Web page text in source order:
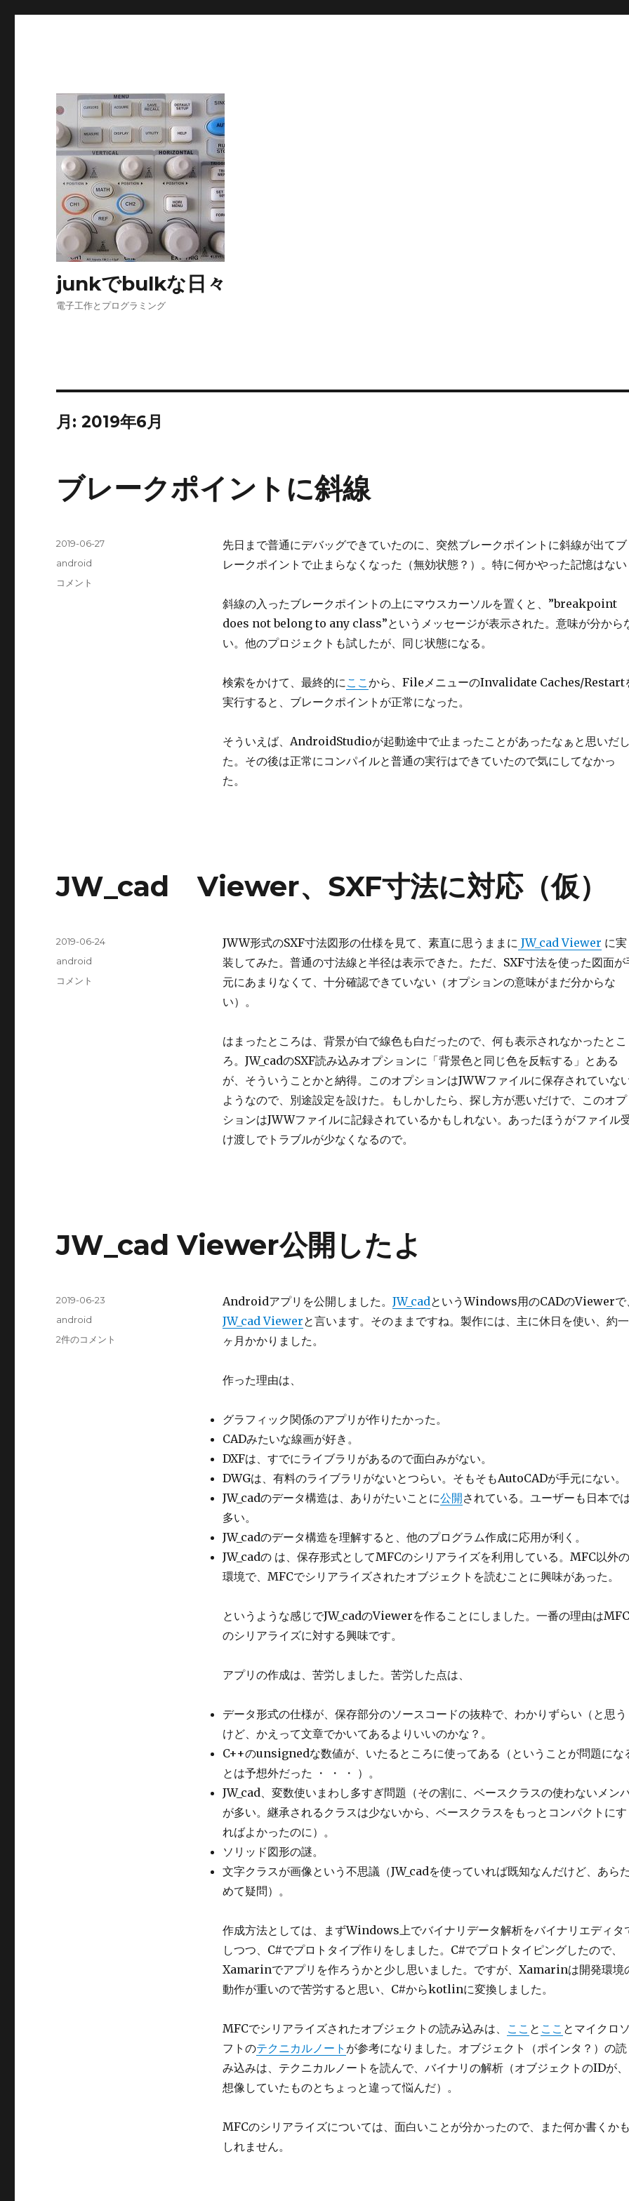
junkでbulkな日々
電子工作とプログラミング
月:2019年6月
ブレークポイントに斜線
先日まで普通にデバッグできていたのに、突然ブレークポイントに斜線が出てブ
レークポイントで止まらなくなった（無効状態？）。特に何かやった記憶はない
斜線の入ったブレークポイントの上にマウスカーソルを置くと、”breakpoint
does not belong to any class”というメッセージが表示された。意味が分から
い。他のプロジェクトも試したが、同じ状態になる。
検索をかけて、最終的にここから、FileメニューのInvalidate Caches/Restart
実行すると、ブレークポイントが正常になった。
そういえば、AndroidStudioが起動途中で止まったことがあったなぁと思いだし
た。その後は正常にコンパイルと普通の実行はできていたので気にしてなかっ
た。
投
2019-06-27
カ
android
ブ
コメント
JW_cad Viewer、SXF寸法に対応（仮）
JWW形式のSXF寸法図形の仕様を見て、素直に思うままに JW_cad Viewer に実
装してみた。普通の寸法線と半径は表示できた。ただ、SXF寸法を使った図面が
元にあまりなくて、十分確認できていない（オプションの意味がまだ分からな
い）。
はまったところは、背景が白で線色も白だったので、何も表示されなかったとこ
ろ。JW_cadのSXF読み込みオプションに「背景色と同じ色を反転する」とある
が、そういうことかと納得。このオプションはJWWファイルに保存されていな
ようなので、別途設定を設けた。もしかしたら、探し方が悪いだけで、このオプ
ションはJWWファイルに記録されているかもしれない。あったほうがファイル
け渡しでトラブルが少なくなるので。
投
2019-06-24
カ
android
JW_cad
コメント
JW_cad Viewer公開したよ
Androidアプリを公開しました。 JW_cadというWindows用のCADのViewerで
JW_cad Viewerと言います。そのままですね。製作には、主に休日を使い、約一
ヶ月かかりました。
作った理由は、
グラフィック関係のアプリが作りたかった。
CADみたいな線画が好き。
DXFは、すでにライブラリがあるので面白みがない。
DWGは、有料のライブラリがないとつらい。そもそもAutoCADが手元にない。
JW_cadのデータ構造は、ありがたいことに公開されている。ユーザーも日本で
多い。
JW_cadのデータ構造を理解すると、他のプログラム作成に応用が利く。
JW_cadの は、保存形式としてMFCのシリアライズを利用している。MFC以外の
環境で、MFCでシリアライズされたオブジェクトを読むことに興味があった。
というような感じでJW_cadのViewerを作ることにしました。一番の理由はMFC
のシリアライズに対する興味です。
アプリの作成は、苦労しました。苦労した点は、
データ形式の仕様が、保存部分のソースコードの抜粋で、わかりずらい（と思う
けど、かえって文章でかいてあるよりいいのかな？。
C++のunsignedな数値が、いたるところに使ってある（ということが問題にな
とは予想外だった ・ ・ ・ ）。
JW_cad、変数使いまわし多すぎ問題（その割に、ベースクラスの使わないメン
が多い。継承されるクラスは少ないから、ベースクラスをもっとコンパクトにす
ればよかったのに）。
ソリッド図形の謎。
文字クラスが画像という不思議（JW_cadを使っていれば既知なんだけど、あらた
めて疑問）。
作成方法としては、まずWindows上でバイナリデータ解析をバイナリエディタ
しつつ、C#でプロトタイプ作りをしました。C#でプロトタイピングしたので、
Xamarinでアプリを作ろうかと少し思いました。ですが、Xamarinは開発環境
動作が重いので苦労すると思い、C#からkotlinに変換しました。
MFCでシリアライズされたオブジェクトの読み込みは、 ここ と ここ とマイクロソ
フトのテクニカルノート が参考になりました。オブジェクト（ポインタ？）の読
み込みは、テクニカルノートを読んで、バイナリの解析（オブジェクトのIDが、
想像していたものとちょっと違って悩んだ）。
MFCのシリアライズについては、面白いことが分かったので、また何か書くかも
しれません。
投
2019-06-23
カ
テ
android
JW_cad
2件のコメント